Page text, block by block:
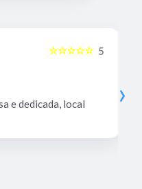
5
☆☆☆☆☆
e dedicada, local
›